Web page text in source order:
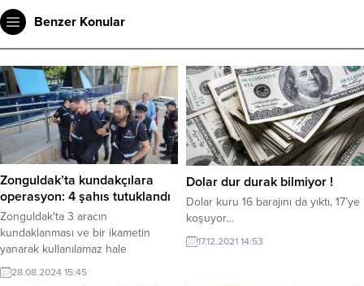
Benzer Konular
Zonguldak’ta kundakçılara
operasyon: 4 şahıs tutuklandı
Zonguldak'ta 3 aracın
kundaklanması ve bir ikametin
yanarak kullanılamaz hale
gelmesinin sorumluları İstanbul'da
faaliyet gösteren tefeciler çıktı.
28.08.2024 15:45
Dolar dur durak bilmiyor !
Dolar kuru 16 barajını da yıktı, 17’ye
koşuyor…
17.12.2021 14:53